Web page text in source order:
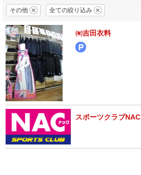
その他 全ての絞り込み
㈲吉田衣料
スポーツクラブNAC